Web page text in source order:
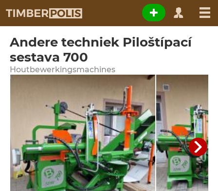
Andere techniek Piloštípací
sestava 700
Houtbewerkingsmachines